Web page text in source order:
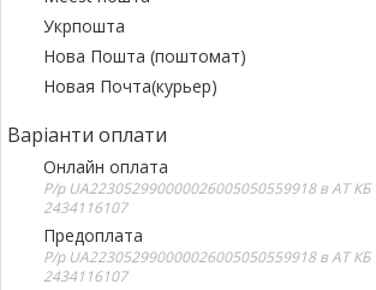
Укрпошта
Нова Пошта (поштомат)
Новая Почта(курьер)
Варіанти оплати
Онлайн оплата
Р/р UA223052990000026005050559918 в АТ
2434116107
Предоплата
Р/р UA223052990000026005050559918 в АТ
2434116107